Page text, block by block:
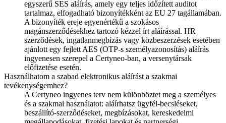
egyszerű SES aláírás, amely egy teljes időzített auditot
tartalmaz, elfogadható bizonyítékként az EU 27 tagállamában.
A bizonyíték ereje egyenértékű a szokásos
magánszerződésekhez tartozó kézzel írt aláírással. HR
szerződések, ingatlanmegbízás vagy közbeszerzések esetében
ajánlott egy fejlett AES (OTP-s személyazonosítás) aláírás
ingyenesen szerepel a Certyneo-ban, a versenytársak
előfizetése esetén.
Használhatom a szabad elektronikus aláírást a szakmai
tevékenységemhez?
A Certyneo ingyenes terv nem különböztet meg a személyes
és a szakmai használatot: aláírhatsz ügyfél-becsléseket,
beszállító-szerződéseket, megbízásokat, kereskedelmi